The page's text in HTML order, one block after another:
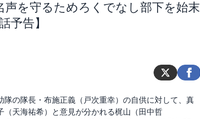
声を守るためろくでなし部下を始末
予告】
隊の隊長・布施正義（戸次重幸）の自供に対して、真
（天海祐希）と意見が分かれる梶山（田中哲